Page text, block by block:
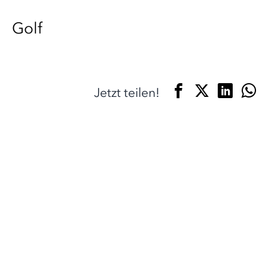
Golf
Jetzt teilen!